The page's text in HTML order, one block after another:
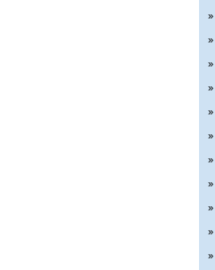
»
»
»
»
»
»
»
»
»
»
»